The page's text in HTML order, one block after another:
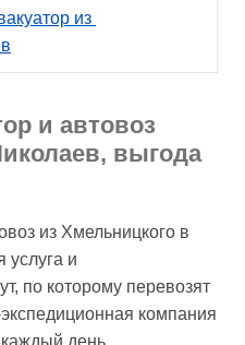
из
и автовоз
выгода
из Хмельницкого в
услуга и
по которому перевозят
компания
день